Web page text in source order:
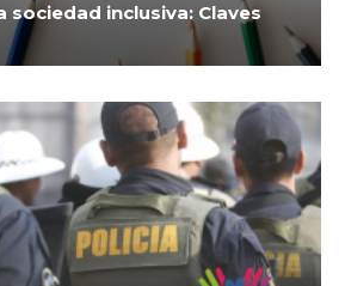
sociedad inclusiva: Claves